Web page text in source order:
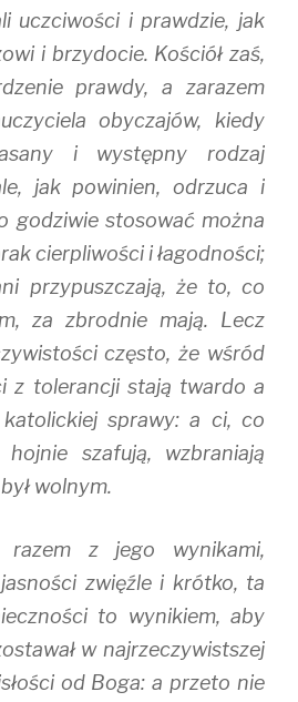
uczciwości i prawdzie, jak
i brzydocie. Kościół zaś,
prawdy, a zarazem
obyczajów, kiedy
i występny rodzaj
jak powinien, odrzuca i
godziwie stosować można
cierpliwości i łagodności;
przypuszczają, że to, co
za zbrodnie mają. Lecz
często, że wśród
z tolerancji stają twardo a
sprawy: a ci, co
hojnie szafują, wzbraniają
wolnym.
razem z jego wynikami,
zwięźle i krótko, ta
to wynikiem, aby
w najrzeczywistszej
od Boga: a przeto nie